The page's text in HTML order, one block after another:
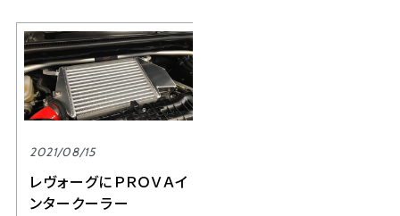
2021/08/15
レヴォーグにＰＲＯＶＡイ
ンタークーラー